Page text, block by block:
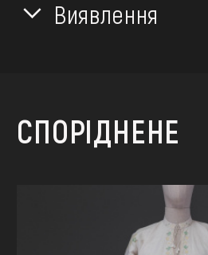
Виявлення
СПОРІДНЕНЕ